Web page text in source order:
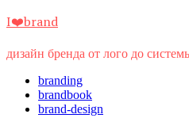
Перейти
содержимому
I❤️brand
дизайн бренда от лого до
branding
brandbook
brand-design